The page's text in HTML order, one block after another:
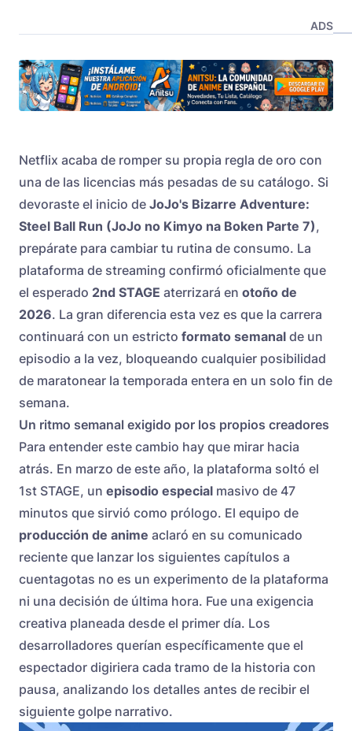
ADS
Netflix acaba de romper su propia regla de oro con
una de las licencias más pesadas de su catálogo. Si
devoraste el inicio de JoJo's Bizarre Adventure:
Steel Ball Run (JoJo no Kimyo na Boken Parte 7),
prepárate para cambiar tu rutina de consumo. La
plataforma de streaming confirmó oficialmente que
el esperado 2nd STAGE aterrizará en otoño de
2026. La gran diferencia esta vez es que la carrera
continuará con un estricto formato semanal de un
episodio a la vez, bloqueando cualquier posibilidad
de maratonear la temporada entera en un solo fin de
semana.
Un ritmo semanal exigido por los propios creadores
Para entender este cambio hay que mirar hacia
atrás. En marzo de este año, la plataforma soltó el
1st STAGE, un episodio especial masivo de 47
minutos que sirvió como prólogo. El equipo de
producción de anime aclaró en su comunicado
reciente que lanzar los siguientes capítulos a
cuentagotas no es un experimento de la plataforma
ni una decisión de última hora. Fue una exigencia
creativa planeada desde el primer día. Los
desarrolladores querían específicamente que el
espectador digiriera cada tramo de la historia con
pausa, analizando los detalles antes de recibir el
siguiente golpe narrativo.